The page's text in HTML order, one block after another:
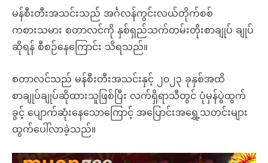
မန်စီးတီးအသင်းသည် အင်္ဂလန်ကွင်းလယ်တိုက်စစ်
ကစားသမား စတာလင်ကို နှစ်ရှည်သက်တမ်းတိုးစာချုပ် ချုပ်
ဆိုရန် စီစဉ်နေကြောင်း သိရသည်။
စတာလင်သည် မန်စီးတီးအသင်းနှင့် ၂၀၂၃ ခုနှစ်အထိ
စာချုပ်ချုပ်ဆိုထားသူဖြစ်ပြီး လက်ရှိရာသီတွင် ပုံမှန်ပွဲထွက်
ခွင့် ပျောက်ဆုံးနေသောကြောင့် အပြောင်းအရွှေ့သတင်းများ
ထွက်ပေါ်လာခဲ့သည်။